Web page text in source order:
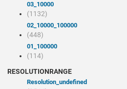
03_10000
(1132)
02_10000_100000
(448)
01_100000
(114)
RESOLUTIONRANGE
resolution_undefined